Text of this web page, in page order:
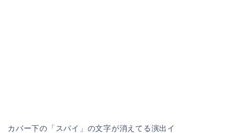
カバー下の「スパイ」の文字が消えてる演出イ